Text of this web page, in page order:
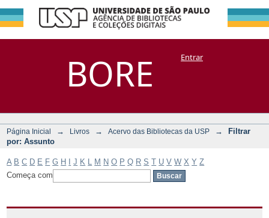
BORE
Filtrar por:
Assunto
DSpace/Manakin + CoriscoEntrar
Página Inicial → Livros → Acervo das Bibliotecas da USP →
Filtrar
por: Assunto
A B C D E F G H J K M N O P Q R S T U V W X Y Z
Começa com